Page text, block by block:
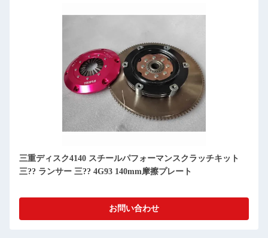
三重ディスク4140 スチールパフォーマンスクラッチキット
三?? ランサー 三?? 4G93 140mm摩擦プレート
お問い合わせ